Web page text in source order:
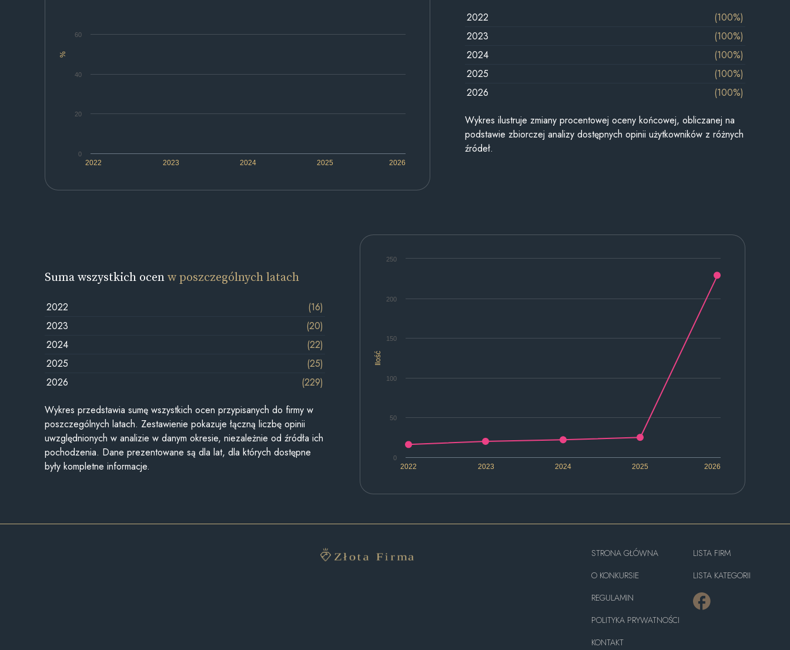
%
2022 2023 2024 2025 2026
0
20
40
60
2022
(100%)
2023
(100%)
2024
(100%)
2025
(100%)
2026
(100%)
Wykres ilustruje zmiany procentowej oceny końcowej, obliczanej na
podstawie zbiorczej analizy dostępnych opinii użytkowników z różnych
źródeł.
Ilość
2022 2023 2024 2025 2026
0
50
100
150
200
250
Suma wszystkich ocenw poszczególnych latach
2022
(16)
2023
(20)
2024
(22)
2025
(25)
2026
(229)
Wykres przedstawia sumę wszystkich ocen przypisanych do firmy w
poszczególnych latach. Zestawienie pokazuje łączną liczbę opinii
uwzględnionych w analizie w danym okresie, niezależnie od źródła ich
pochodzenia. Dane prezentowane są dla lat, dla których dostępne
były kompletne informacje.
STRONA GŁÓWNA
O KONKURSIE
REGULAMIN
POLITYKA PRYWATNOŚCI
KONTAKT
LISTA FIRM
LISTA KATEGORII